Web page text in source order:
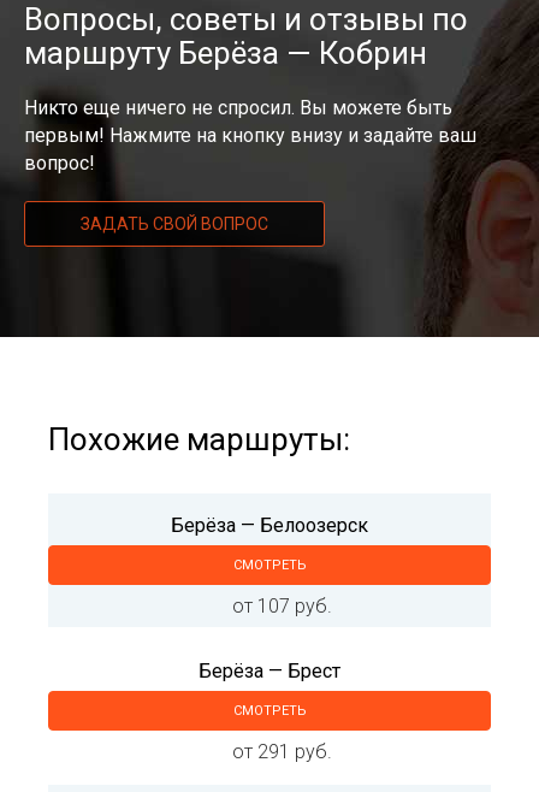
Вопросы, советы и отзывы по
маршруту Берёза — Кобрин
Никто еще ничего не спросил. Вы можете быть
первым! Нажмите на кнопку внизу и задайте ваш
вопрос!
ЗАДАТЬ СВОЙ ВОПРОС
Похожие маршруты:
Берёза — Белоозерск
СМОТРЕТЬ
от 107 руб.
Берёза — Брест
СМОТРЕТЬ
от 291 руб.